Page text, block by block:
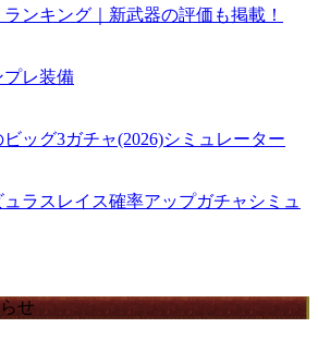
ンキング｜新武器の評価も掲載！
プレ装備
ビッグ3ガチャ(2026)シミュレーター
ュラスレイス確率アップガチャシミュ
せ